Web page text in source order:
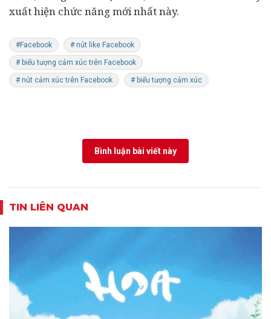
xuất hiện chức năng mới nhất này.
#Facebook # nút like Facebook
# biểu tượng cảm xúc trên Facebook
# nút cảm xúc trên Facebook # biểu tượng cảm xúc
Bình luận bài viết này
TIN LIÊN QUAN